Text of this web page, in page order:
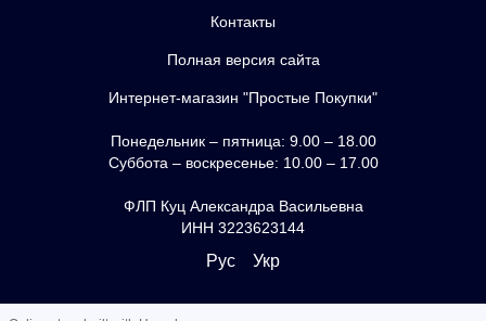
Контакты
Полная версия сайта
Интернет-магазин "Простые Покупки"
Понедельник – пятница: 9.00 – 18.00
Суббота – воскресенье: 10.00 – 17.00
ФЛП Куц Александра Васильевна
ИНН 3223623144
Рус Укр